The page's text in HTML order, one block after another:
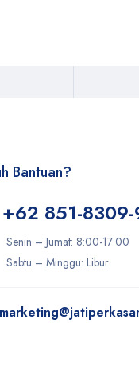
Bantuan?
+62 851-
Senin – Jumat: 8:00-17:00
Sabtu – Minggu: Libur